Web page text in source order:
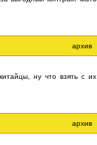
архив
ну что взять с их
архив